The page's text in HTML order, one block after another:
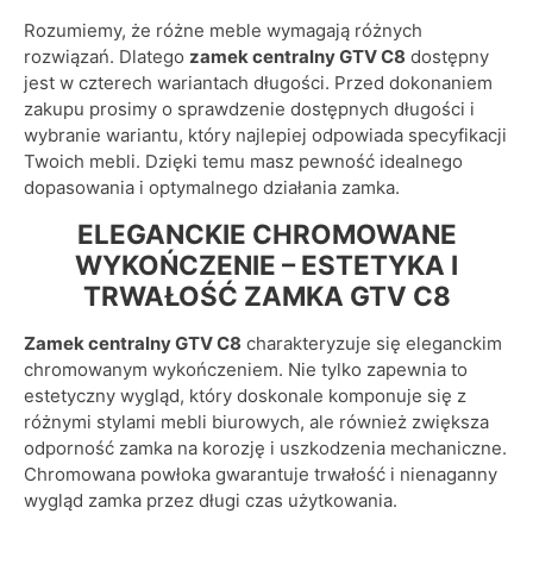
Rozumiemy, że różne meble wymagają różnych
rozwiązań. Dlatego zamek centralny GTV C8 dostępny
jest w czterech wariantach długości. Przed dokonaniem
zakupu prosimy o sprawdzenie dostępnych długości i
wybranie wariantu, który najlepiej odpowiada specyfikacji
Twoich mebli. Dzięki temu masz pewność idealnego
dopasowania i optymalnego działania zamka.
ELEGANCKIE CHROMOWANE
WYKOŃCZENIE – ESTETYKA I
TRWAŁOŚĆ ZAMKA GTV C8
Zamek centralny GTV C8 charakteryzuje się eleganckim
chromowanym wykończeniem. Nie tylko zapewnia to
estetyczny wygląd, który doskonale komponuje się z
różnymi stylami mebli biurowych, ale również zwiększa
odporność zamka na korozję i uszkodzenia mechaniczne.
Chromowana powłoka gwarantuje trwałość i nienaganny
wygląd zamka przez długi czas użytkowania.